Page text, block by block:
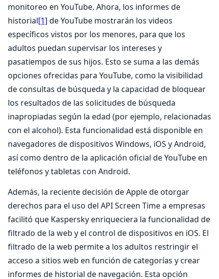
monitoreo en YouTube. Ahora, los informes de
historial[1] de YouTube mostrarán los videos
específicos vistos por los menores, para que los
adultos puedan supervisar los intereses y
pasatiempos de sus hijos. Esto se suma a las demás
opciones ofrecidas para YouTube, como la visibilidad
de consultas de búsqueda y la capacidad de bloquear
los resultados de las solicitudes de búsqueda
inapropiadas según la edad (por ejemplo, relacionadas
con el alcohol). Esta funcionalidad está disponible en
navegadores de dispositivos Windows, iOS y Android,
así como dentro de la aplicación oficial de YouTube en
teléfonos y tabletas con Android.
Además, la reciente decisión de Apple de otorgar
derechos para el uso del API Screen Time a empresas
facilitó que Kaspersky enriqueciera la funcionalidad de
filtrado de la web y el control de dispositivos en iOS. El
filtrado de la web permite a los adultos restringir el
acceso a sitios web en función de categorías y crear
informes de historial de navegación. Esta opción